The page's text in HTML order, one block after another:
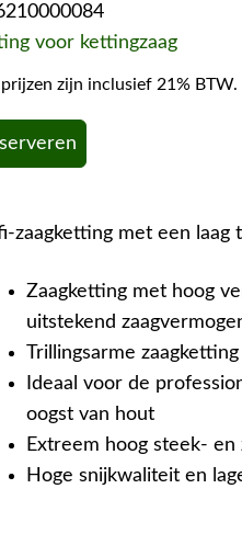
voor kettingzaag
zijn inclusief 21% BTW.
zaagketting met een laag
Zaagketting met hoog
uitstekend
Trillingsarme
Ideaal voor de
oogst van hout
Extreem hoog steek- en
Hoge snijkwaliteit en